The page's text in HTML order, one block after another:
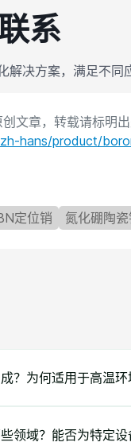
系
决方案，满足不同
文章，转载请标明出
hans/product/
定位销 氮化硼陶瓷
？为何适用于高温环
领域？能否为特定设